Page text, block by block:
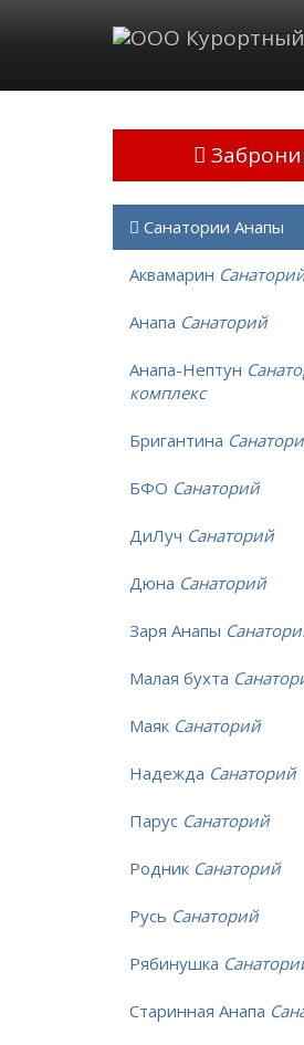
Санатории Анапы
Аквамарин
Анапа Санаторий
Анапа-Нептун
комплекс
Бригантина
БФО Санаторий
ДиЛуч Санаторий
Дюна Санаторий
Заря Анапы
Малая бухта
Маяк Санаторий
Надежда Санаторий
Парус Санаторий
Родник Санаторий
Русь Санаторий
Рябинушка
Старинная Анапа